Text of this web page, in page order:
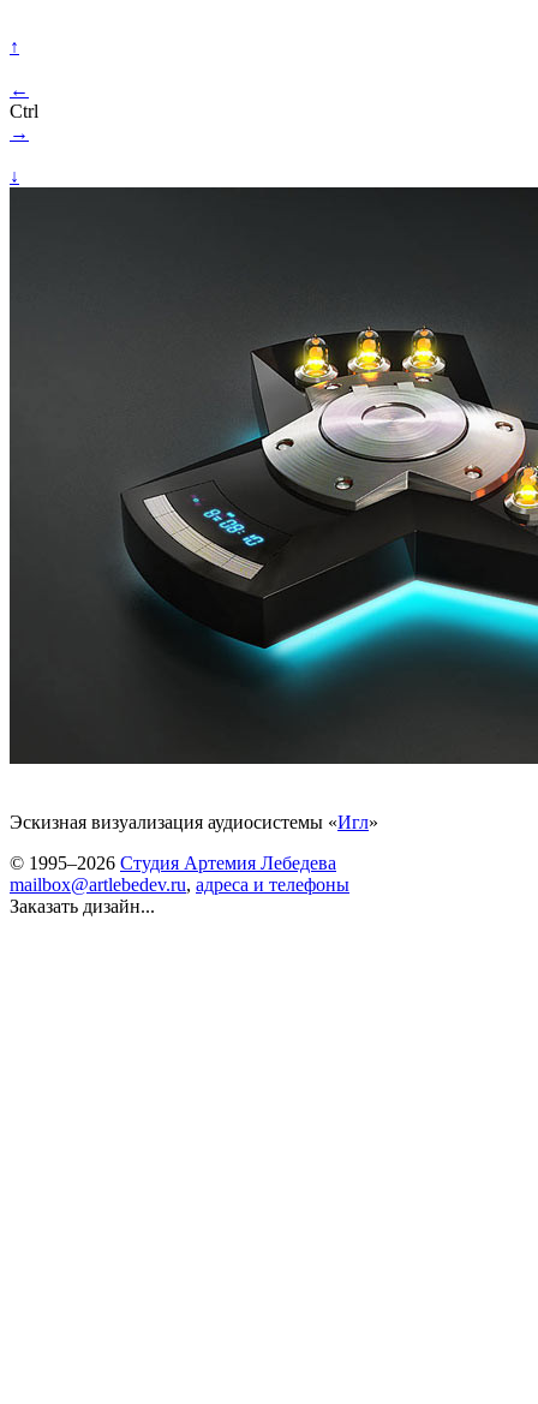
↑
←
Ctrl
→
↓
Эскизная визуализация аудиосистемы «Игл»
© 1995–2026 Студия Артемия Лебедева
mailbox@artlebedev.ru, адреса и телефоны
Заказать дизайн...